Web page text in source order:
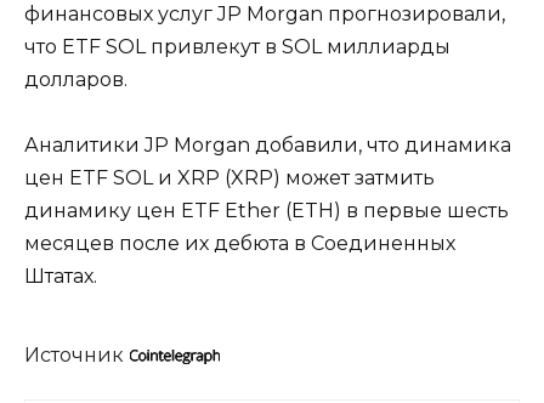
финансовых услуг JP Morgan прогнозировали,
что ETF SOL привлекут в SOL миллиарды
долларов.
Аналитики JP Morgan добавили, что динамика
цен ETF SOL и XRP (XRP) может затмить
динамику цен ETF Ether (ETH) в первые шесть
месяцев после их дебюта в Соединенных
Штатах.
Источник